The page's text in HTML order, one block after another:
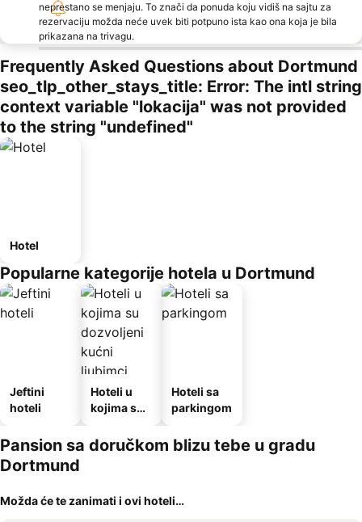
neprestano se menjaju. To znači da ponuda koju vidiš na sajtu za
rezervaciju možda neće uvek biti potpuno ista kao ona koja je bila
prikazana na trivagu.
Frequently Asked Questions about Dortmund
seo_tlp_other_stays_title: Error: The intl string
context variable "lokacija" was not provided
to the string "undefined"
Hotel
Popularne kategorije hotela u Dortmund
Jeftini
hoteli
Hoteli u
kojima su
kućni
ljubimci
Hoteli sa
parkingom
Pansion sa doručkom blizu tebe u gradu
Dortmund
Možda će te zanimati i ovi hoteli…